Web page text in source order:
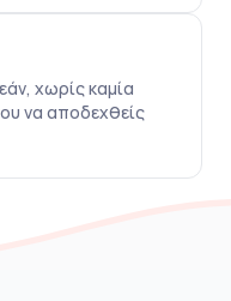
χωρίς καμία
να αποδεχθείς